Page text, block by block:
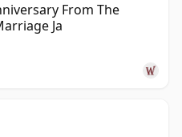
From The
Ja